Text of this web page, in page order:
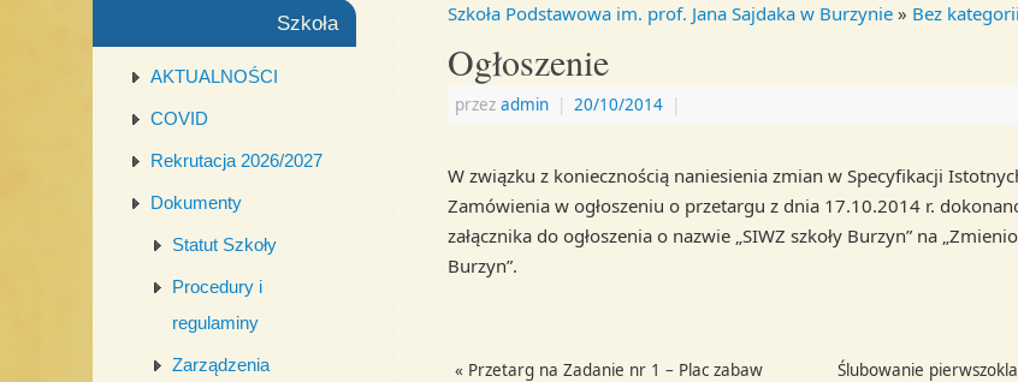
Szkoła Podstawowa im. prof. Jana Sajdaka w Burzynie » Bez kategorii
Ogłoszenie
przez admin | 20/10/2014 |
W związku z koniecznością naniesienia zmian w Specyfikacji
Zamówienia w ogłoszeniu o przetargu z dnia 17.10.2014 r.
załącznika do ogłoszenia o nazwie „SIWZ szkoły Burzyn” na
Burzyn”.
« Przetarg na Zadanie nr 1 – Plac zabaw Ślubowanie
Szkoła
AKTUALNOŚCI
COVID
Rekrutacja 2026/2027
Dokumenty
Statut Szkoły
Procedury i
regulaminy
Zarządzenia